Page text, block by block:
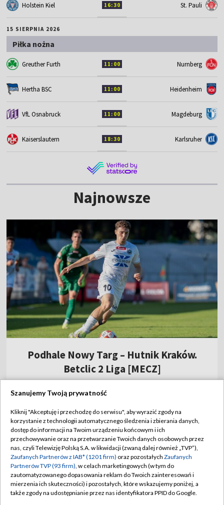
Holstein Kiel 16:30 St. Pauli
15 SIERPNIA 2026
Piłka nożna
Greuther Furth 11:00 Nurnberg
Hertha BSC 11:00 Heidenheim
VfL Osnabruck 11:00 Magdeburg
Kaiserslautern 18:30 Karlsruher
Najnowsze
Podhale Nowy Targ – Hutnik Kraków.
Betclic 2 Liga [MECZ]
13:29 PIŁKA NOŻNA
Nie żyje Jorge Messi, ojciec Lionela
Betclic 2 liga: oglądaj transmisje w TVP
Sport! [ZAPOWIEDŹ]
Piłka nożna na okrągło! Oglądaj krajowe
rozgrywki w TVP [ZAPOWIEDŹ]
Szanujemy Twoją prywatność
Kliknij "Akceptuję i przechodzę do serwisu", aby wyrazić zgody na
korzystanie z technologii automatycznego śledzenia i zbierania danych,
dostęp do informacji na Twoim urządzeniu końcowym i ich
przechowywanie oraz na przetwarzanie Twoich danych osobowych przez
nas, czyli Telewizję Polską S.A. w likwidacji (zwaną dalej również „TVP”),
Zaufanych Partnerów z IAB* (1201 firm) oraz pozostałych Zaufanych
Partnerów TVP (93 firm), w celach marketingowych (w tym do
zautomatyzowanego dopasowania reklam do Twoich zainteresowań i
mierzenia ich skuteczności) i pozostałych, które wskazujemy poniżej, a
także zgody na udostępnianie przez nas identyfikatora PPID do Google.